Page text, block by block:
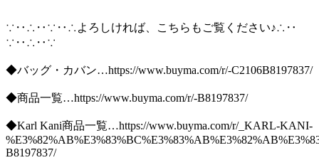
∵‥∴‥∵‥∴よろしければ、こちらもご覧ください♪∴‥
∵‥∴‥∵
◆バッグ・カバン…https://www.buyma.com/r/-C2106B8197837/
◆商品一覧…https://www.buyma.com/r/-B8197837/
◆Karl Kani商品一覧…https://www.buyma.com/r/_KARL-KANI-
B8197837/